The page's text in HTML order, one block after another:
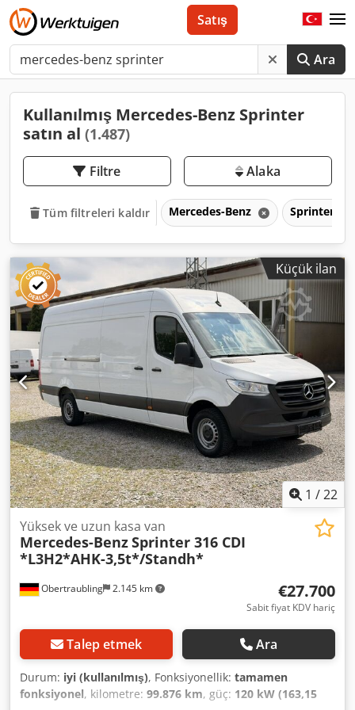
Ara
Satış
Kullanılmış Mercedes-Benz Sprinter
satın al (1.487)
Filtre Alaka
Tüm filtreleri kaldır Mercedes-Benz Sprinter
Küçük ilan
1 /22
Obertraubling 2.145 km
Yüksek ve uzun kasa van
Mercedes-BenzSprinter 316 CDI
*L3H2*AHK-3,5t*/Standh*
€27.700
Sabit fiyat KDV hariç
Talep etmek Ara
Durum: iyi (kullanılmış), Fonksiyonellik: tamamen
fonksiyonel, kilometre: 99.876 km, güç: 120 kW (163,15